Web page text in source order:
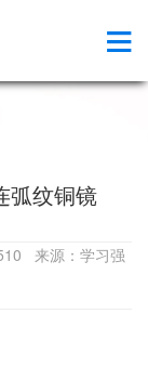
弧纹铜镜
来源：学习强